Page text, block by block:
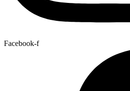
Facebook-f